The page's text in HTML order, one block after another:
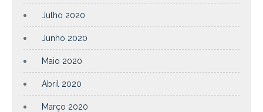
Julho 2020
Junho 2020
Maio 2020
Abril 2020
Março 2020